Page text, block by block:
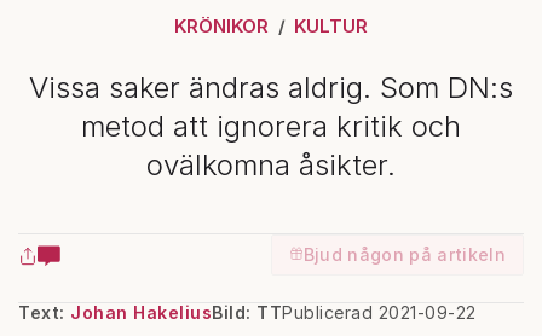
KRÖNIKOR KULTUR
Vissa saker ändras aldrig. Som DN:s
metod att ignorera kritik och
ovälkomna åsikter.
Bjud någon på artikeln
Text: Johan Hakelius Publicerad 2021-09-22
Bild: TT